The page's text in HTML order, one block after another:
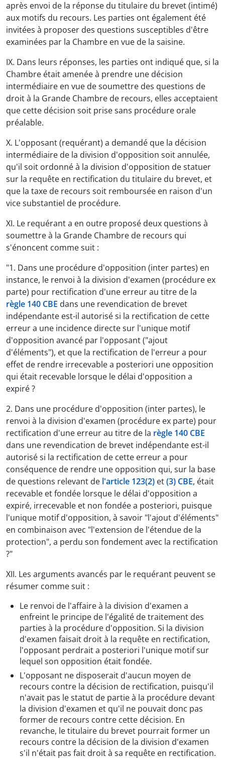
après envoi de la réponse du titulaire du brevet (intimé)
aux motifs du recours. Les parties ont également été
invitées à proposer des questions susceptibles d'être
examinées par la Chambre en vue de la saisine.
IX. Dans leurs réponses, les parties ont indiqué que, si la
Chambre était amenée à prendre une décision
intermédiaire en vue de soumettre des questions de
droit à la Grande Chambre de recours, elles acceptaient
que cette décision soit prise sans procédure orale
préalable.
X. L'opposant (requérant) a demandé que la décision
intermédiaire de la division d'opposition soit annulée,
qu'il soit ordonné à la division d'opposition de statuer
sur la requête en rectification du titulaire du brevet, et
que la taxe de recours soit remboursée en raison d'un
vice substantiel de procédure.
XI. Le requérant a en outre proposé deux questions à
soumettre à la Grande Chambre de recours qui
s'énoncent comme suit :
"1. Dans une procédure d'opposition (inter partes) en
instance, le renvoi à la division d'examen (procédure ex
parte) pour rectification d'une erreur au titre de la
règle 140 CBE dans une revendication de brevet
indépendante est-il autorisé si la rectification de cette
erreur a une incidence directe sur l'unique motif
d'opposition avancé par l'opposant ("ajout
d'éléments"), et que la rectification de l'erreur a pour
effet de rendre irrecevable a posteriori une opposition
qui était recevable lorsque le délai d'opposition a
expiré ?
2. Dans une procédure d'opposition (inter partes), le
renvoi à la division d'examen (procédure ex parte) pour
rectification d'une erreur au titre de la règle 140 CBE
dans une revendication de brevet indépendante est-il
autorisé si la rectification de cette erreur a pour
conséquence de rendre une opposition qui, sur la base
de questions relevant de l'article 123(2) et(3) CBE, était
recevable et fondée lorsque le délai d'opposition a
expiré, irrecevable et non fondée a posteriori, puisque
l'unique motif d'opposition, à savoir "l'ajout d'éléments"
en combinaison avec "l'extension de l'étendue de la
protection", a perdu son fondement avec la rectification
?"
XII. Les arguments avancés par le requérant peuvent se
résumer comme suit :
Le renvoi de l'affaire à la division d'examen a
enfreint le principe de l'égalité de traitement des
parties à la procédure d'opposition. Si la division
d'examen faisait droit à la requête en rectification,
l'opposant perdrait a posteriori l'unique motif sur
lequel son opposition était fondée.
L'opposant ne disposerait d'aucun moyen de
recours contre la décision de rectification, puisqu'il
n'avait pas le statut de partie à la procédure devant
la division d'examen et qu'il ne pouvait donc pas
former de recours contre cette décision. En
revanche, le titulaire du brevet pourrait former un
recours contre la décision de la division d'examen
s'il n'était pas fait droit à sa requête en rectification.